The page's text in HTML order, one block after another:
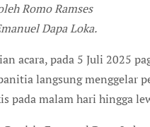
Romo Ramses
Dapa Loka.
acara, pada 5 Juli 2025
langsung menggelar
pada malam hari hingga